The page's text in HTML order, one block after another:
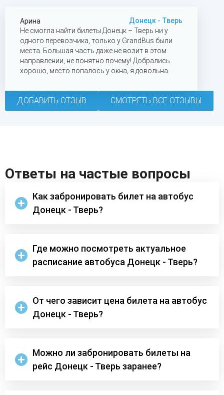
Арина
Донецк - Тверь
Не смогла найти билеты Донецк – Тверь ни у
одного перевозчика, только у GrandBus были
места. Большая часть даже не возит в этом
направлении, не понятно почему! Добрались
хорошо, место попалось у окна, я довольна.
ДОБАВИТЬ ОТЗЫВ СМОТРЕТЬ ВСЕ ОТЗЫВЫ
Ответы на частые вопросы
Как забронировать билет на автобус
Донецк - Тверь?
Где можно посмотреть актуальное
расписание автобуса Донецк - Тверь?
От чего зависит цена билета на автобус
Донецк - Тверь?
Можно ли забронировать билеты на
рейс Донецк - Тверь заранее?